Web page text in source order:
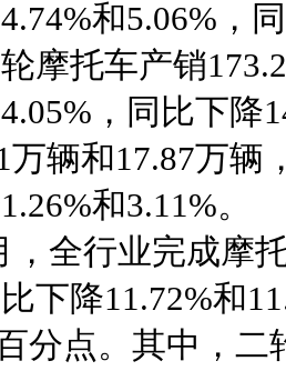
和5.06%，
摩托车产销
，同比下降
万辆和17.87万辆
和3.11%。
全行业完成摩
下降11.72%和
分点。其中，二